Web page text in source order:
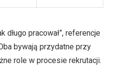
pracował”, referencje
bywają przydatne przy
role w procesie rekrutacji.